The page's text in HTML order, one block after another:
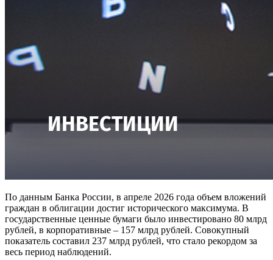
По данным Банка России, в апреле 2026 года объем вложений
граждан в облигации достиг исторического максимума. В
государственные ценные бумаги было инвестировано 80 млрд
рублей, в корпоративные – 157 млрд рублей. Совокупный
показатель составил 237 млрд рублей, что стало рекордом за
весь период наблюдений.